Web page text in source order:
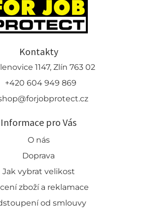
Kontakty
1147, Zlín 763 02
+420 604 949 869
Informace pro Vás
O nás
Doprava
Jak vybrat velikost
zboží a reklamace
od smlouvy